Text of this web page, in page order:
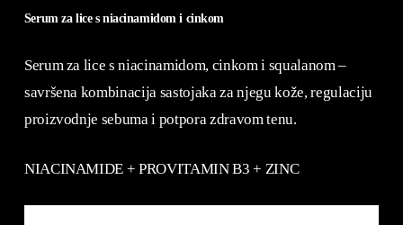
Serum za lice s niacinamidom i cinkom
Serum za lice s niacinamidom, cinkom i squalanom –
savršena kombinacija sastojaka za njegu kože, regulaciju
proizvodnje sebuma i potpora zdravom tenu.
NIACINAMIDE + PROVITAMIN B3 + ZINC